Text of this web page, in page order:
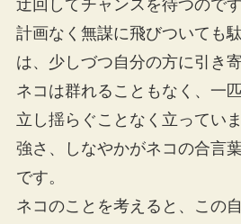
迂回してチャンスを待つのです
計画なく無謀に飛びついても
は、少しづつ自分の方に引き
ネコは群れることもなく、一
立し揺らぐことなく立っていま
強さ、しなやかがネコの合言
です。
ネコのことを考えると、この